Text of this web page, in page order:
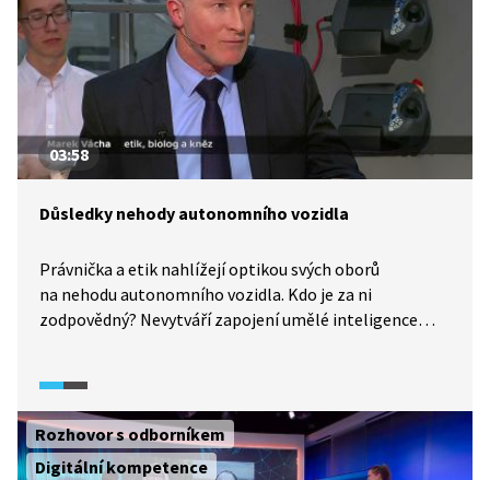
03:58
Důsledky nehody autonomního vozidla
Právnička a etik nahlížejí optikou svých oborů
na nehodu autonomního vozidla. Kdo je za ni
zodpovědný? Nevytváří zapojení umělé inteligence
vymyslíme, a až poté řešíme etickou stránku. Nemělo
by tomu být naopak?
Rozhovor s odborníkem
Digitální kompetence